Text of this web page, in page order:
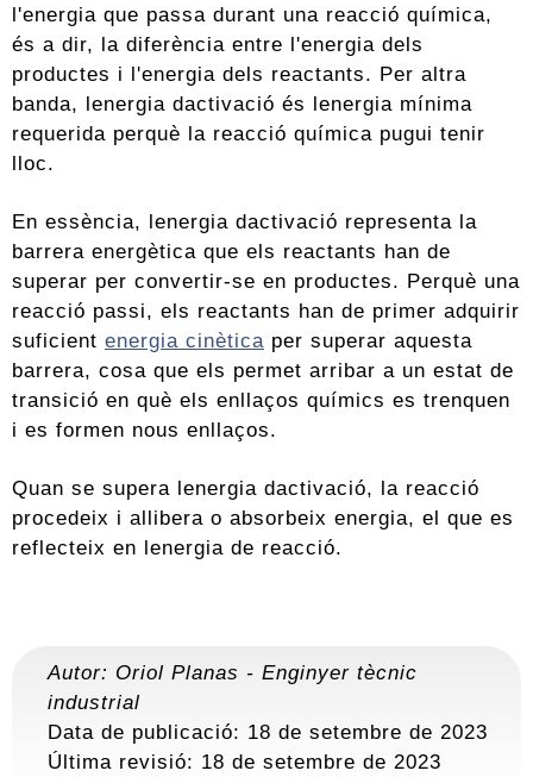
l'energia que passa durant una reacció química,
és a dir, la diferència entre l'energia dels
productes i l'energia dels reactants. Per altra
banda, lenergia dactivació és lenergia mínima
requerida perquè la reacció química pugui tenir
lloc.
En essència, lenergia dactivació representa la
barrera energètica que els reactants han de
superar per convertir-se en productes. Perquè una
reacció passi, els reactants han de primer adquirir
suficient energia cinètica per superar aquesta
barrera, cosa que els permet arribar a un estat de
transició en què els enllaços químics es trenquen
i es formen nous enllaços.
Quan se supera lenergia dactivació, la reacció
procedeix i allibera o absorbeix energia, el que es
reflecteix en lenergia de reacció.
Autor: Oriol Planas - Enginyer tècnic
industrial
Data de publicació: 18 de setembre de 2023
Última revisió: 18 de setembre de 2023